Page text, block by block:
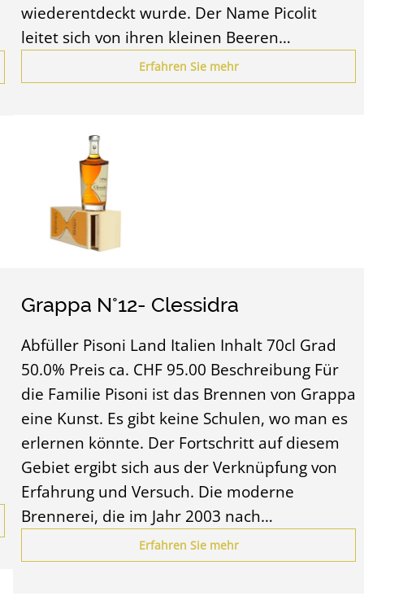
wiederentdeckt wurde. Der Name Picolit
leitet sich von ihren kleinen Beeren…
Erfahren Sie mehr
Grappa N°12- Clessidra
Abfüller Pisoni Land Italien Inhalt 70cl Grad
50.0% Preis ca. CHF 95.00 Beschreibung Für
die Familie Pisoni ist das Brennen von Grappa
eine Kunst. Es gibt keine Schulen, wo man es
erlernen könnte. Der Fortschritt auf diesem
Gebiet ergibt sich aus der Verknüpfung von
Erfahrung und Versuch. Die moderne
Brennerei, die im Jahr 2003 nach…
Erfahren Sie mehr